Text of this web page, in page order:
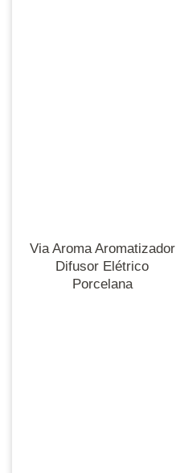
Via Aroma Aromatizador
Difusor Elétrico
Porcelana